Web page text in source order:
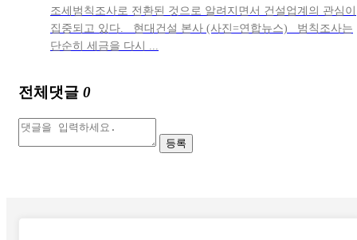
조세범칙조사로 전환된 것으로 알려지면서 건설업계의 관심이
집중되고 있다. 현대건설 본사 (사진=연합뉴스) 범칙조사는
단순히 세금을 다시 ...
전체댓글 0
등록